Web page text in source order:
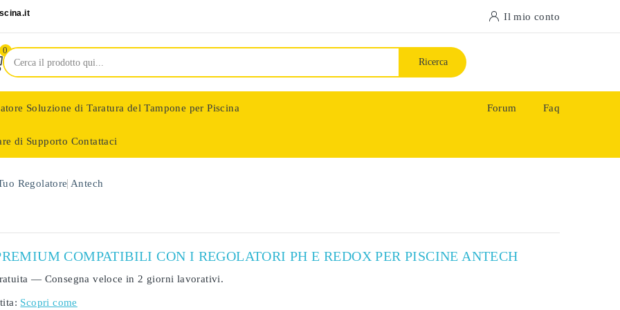
Il mio conto
0
Ricerca
Soluzione di Taratura del Tampone per Piscina
di Supporto Contattaci
Forum Faq
Regolatore Antech
COMPATIBILI CON I REGOLATORI PH E REDOX PER PISCINE ANTECH
— Consegna veloce in 2 giorni lavorativi.
Scopri come